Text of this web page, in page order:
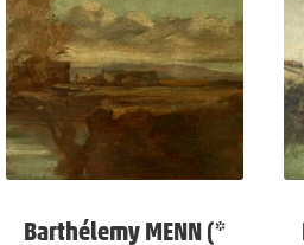
Barthélemy MENN (*